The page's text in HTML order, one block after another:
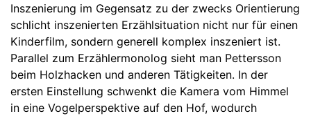
Inszenierung im Gegensatz zu der zwecks Orientierung
schlicht inszenierten Erzählsituation nicht nur für einen
Kinderfilm, sondern generell komplex inszeniert ist.
Parallel zum Erzählermonolog sieht man Pettersson
beim Holzhacken und anderen Tätigkeiten. In der
ersten Einstellung schwenkt die Kamera vom Himmel
in eine Vogelperspektive auf den Hof, wodurch